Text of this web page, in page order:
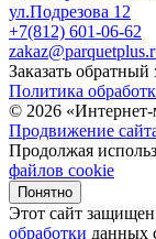
ул.Подрезова 12
+7(812) 601-06-62
Заказать обратный
Политика
© 2026 «Интернет-
Продвижение
Продолжая
файлов cookie
Понятно
Этот сайт защищен
обработки данных